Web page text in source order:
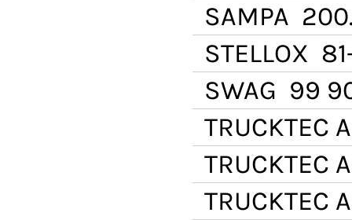
SAMPA
STELLOX
SWAG 99
TRUCKTEC
TRUCKTEC
TRUCKTEC